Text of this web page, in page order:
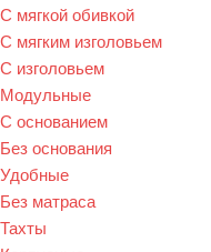
С мягкой обивкой
С мягким изголовьем
С изголовьем
Модульные
С основанием
Без основания
Удобные
Без матраса
Тахты